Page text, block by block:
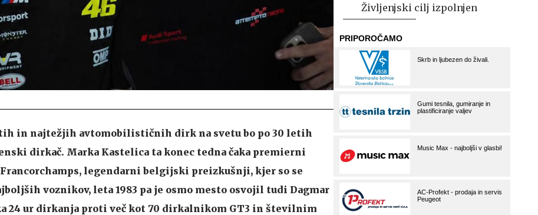
in najtežjih avtomobilističnih dirk na svetu bo po 30 letih
dirkač. Marka Kastelica ta konec tedna čaka premierni
Francorchamps, legendarni belgijski preizkušnji, kjer so se
voznikov, leta 1983 pa je osmo mesto osvojil tudi Dagmar
24 ur dirkanja proti več kot 70 dirkalnikom GT3 in številnim
Življenjski cilj izpolnjen